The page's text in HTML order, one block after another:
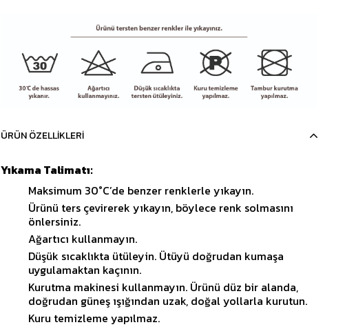
ÜRÜN ÖZELLIKLERI
Yıkama Talimatı:
Maksimum 30°C’de benzer renklerle yıkayın.
Ürünü ters çevirerek yıkayın, böylece renk solmasını
önlersiniz.
Ağartıcı kullanmayın.
Düşük sıcaklıkta ütüleyin. Ütüyü doğrudan kumaşa
uygulamaktan kaçının.
Kurutma makinesi kullanmayın. Ürünü düz bir alanda,
doğrudan güneş ışığından uzak, doğal yollarla kurutun.
Kuru temizleme yapılmaz.